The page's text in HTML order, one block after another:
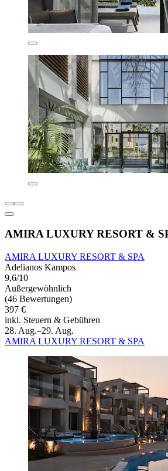
AMIRA LUXURY RESORT &
AMIRA LUXURY RESORT & SPA
Adelianos Kampos
9,6/10
Außergewöhnlich
(46 Bewertungen)
397 €
inkl. Steuern & Gebühren
28. Aug.–29. Aug.
AMIRA LUXURY RESORT & SPA